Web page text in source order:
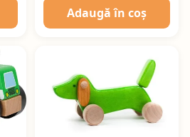
Adaugă în coș